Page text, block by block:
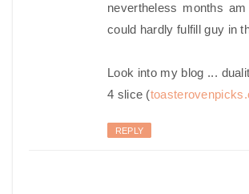
nevertheless months
could hardly fulfill guy in
Look into my blog ...
4 slice (
REPLY